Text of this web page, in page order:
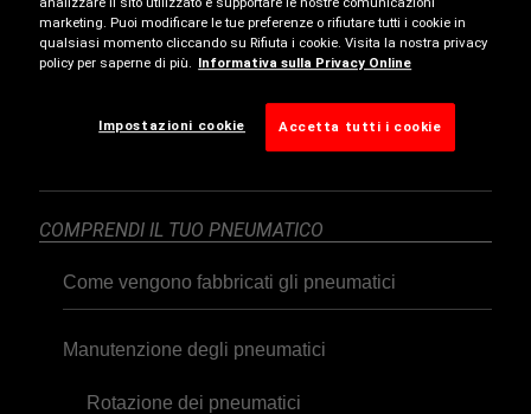
PNEUMATICI STAGIONALI | FULDA
Essere pronti per tutte le stagioni
È necessario acquistare pneumatici invernali?
COMPRENDI IL TUO PNEUMATICO
Come vengono fabbricati gli pneumatici
Manutenzione degli pneumatici
Rotazione dei pneumatici
marketing. Puoi modificare le tue preferenze o rifiutare tutti i cookie in
qualsiasi momento cliccando su Rifiuta i cookie. Visita la nostra privacy
policy per saperne di più. Informativa sulla Privacy Online
Impostazioni cookie Accetta tutti i cookie